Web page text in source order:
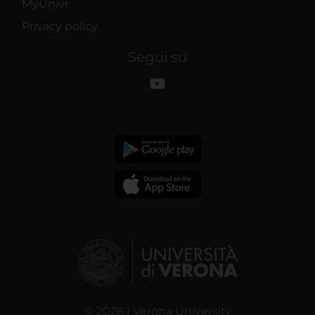
MyUnivr
Privacy policy
Segui su
© 2026 | Verona University